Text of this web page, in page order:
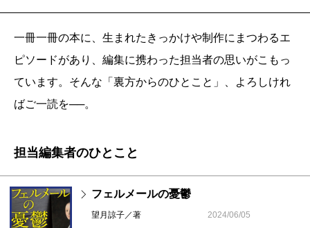
一冊一冊の本に、生まれたきっかけや制作にまつわるエ
ピソードがあり、編集に携わった担当者の思いがこもっ
ています。そんな「裏方からのひとこと」、よろしけれ
ばご一読を──。
担当編集者のひとこと
フェルメールの憂鬱
望月諒子／著 2024/06/05